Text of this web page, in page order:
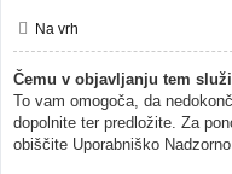
Na vrh
Čemu v objavljanju tem
To vam omogoča, da
dopolnite ter predložite. Za
obiščite Uporabniško